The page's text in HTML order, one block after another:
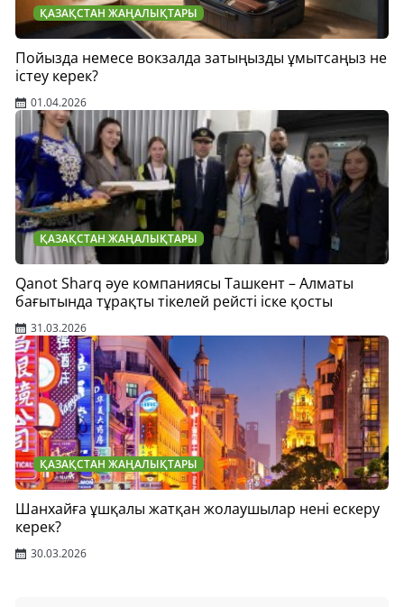
ҚАЗАҚСТАН ЖАҢАЛЫҚТАРЫ
Пойызда немесе вокзалда затыңызды ұмытсаңыз не
істеу керек?
01.04.2026
ҚАЗАҚСТАН ЖАҢАЛЫҚТАРЫ
Qanot Sharq әуе компаниясы Ташкент – Алматы
бағытында тұрақты тікелей рейсті іске қосты
31.03.2026
ҚАЗАҚСТАН ЖАҢАЛЫҚТАРЫ
Шанхайға ұшқалы жатқан жолаушылар нені ескеру
керек?
30.03.2026